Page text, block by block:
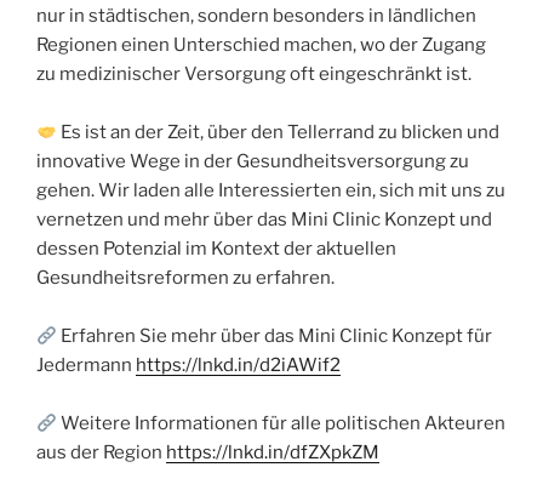
nur in städtischen, sondern besonders in ländlichen
Regionen einen Unterschied machen, wo der Zugang
zu medizinischer Versorgung oft eingeschränkt ist.
Es ist an der Zeit, über den Tellerrand zu blicken und
innovative Wege in der Gesundheitsversorgung zu
gehen. Wir laden alle Interessierten ein, sich mit uns zu
vernetzen und mehr über das Mini Clinic Konzept und
dessen Potenzial im Kontext der aktuellen
Gesundheitsreformen zu erfahren.
Erfahren Sie mehr über das Mini Clinic Konzept für
Jedermann https://lnkd.in/d2iAWif2
Weitere Informationen für alle politischen Akteuren
aus der Region https://lnkd.in/dfZXpkZM